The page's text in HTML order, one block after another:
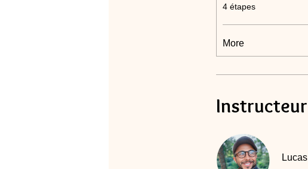
.
4 étapes
More
Instructeur
Lucas